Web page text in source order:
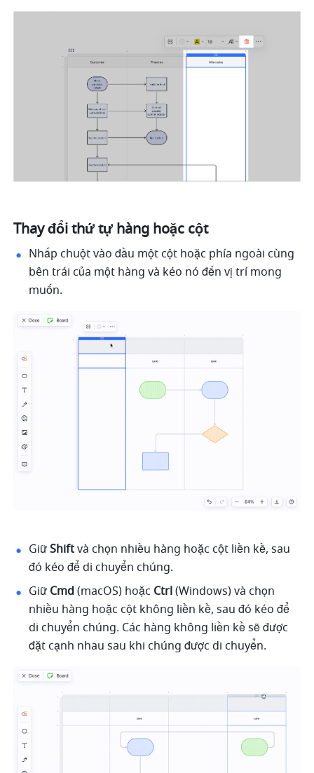
Thay đổi thứ tự hàng hoặc cột
Nhấp chuột vào đầu một cột hoặc phía ngoài cùng
bên trái của một hàng và kéo nó đến vị trí mong
muốn.
Giữ Shift và chọn nhiều hàng hoặc cột liền kề, sau
đó kéo để di chuyển chúng.
Giữ Cmd (macOS) hoặc Ctrl (Windows) và chọn
nhiều hàng hoặc cột không liền kề, sau đó kéo để
di chuyển chúng. Các hàng không liền kề sẽ được
đặt cạnh nhau sau khi chúng được di chuyển.